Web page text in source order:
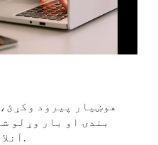
هوښیار پیرود
بندۍ او بار وړلو
آنلاین پیرودونه قوي کړئ.